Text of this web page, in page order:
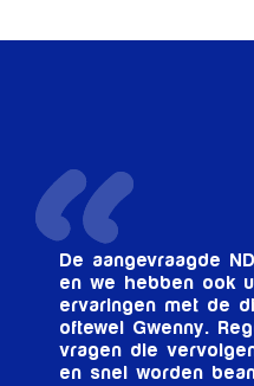
De aangevraagde
en we hebben ook
ervaringen met de
oftewel Gwenny.
vragen die
en snel worden